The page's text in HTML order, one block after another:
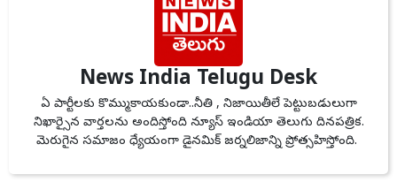
News India Telugu Desk
ఏ పార్టీలకు కొమ్ముకాయకుండా..నీతి , నిజాయితీలే పెట్టుబడులుగా
నిఖార్సైన వార్తలను అందిస్తోంది న్యూస్ ఇండియా తెలుగు దినపత్రిక.
మెరుగైన సమాజం ధ్యేయంగా డైనమిక్ జర్నలిజాన్ని ప్రోత్సహిస్తోంది.